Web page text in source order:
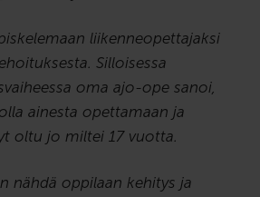
liikenneopettajaksi
Silloisessa
oma ajo-ope sanoi,
ainesta opettamaan ja
oltu jo miltei 17 vuotta.
nähdä oppilaan kehitys ja